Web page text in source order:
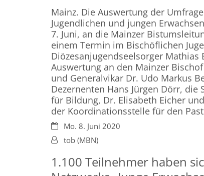
Mainz. Die Auswertung der
Jugendlichen und jungen
7. Juni, an die Mainzer
einem Termin im Bischöflichen
Diözesanjugendseelsorger Mathias
Auswertung an den Mainzer
und Generalvikar Dr. Udo Markus
Dezernenten Hans Jürgen Dörr,
für Bildung, Dr. Elisabeth Eicher
der Koordinationsstelle für den
Datum:Mo. 8. Juni 2020
Von:tob (MBN)
1.100 Teilnehmer haben